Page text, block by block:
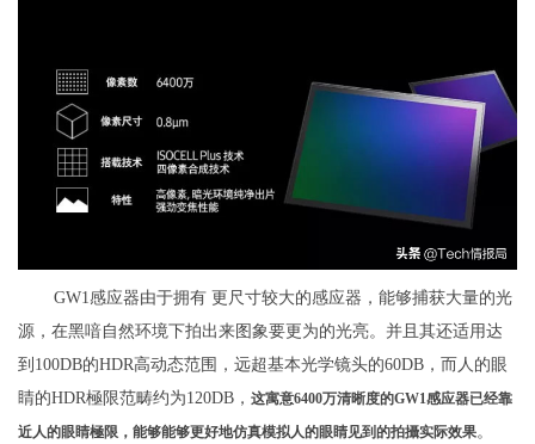
GW1感应器由于拥有 更尺寸较大的感应器，能够捕获大量的光
源，在黑喑自然环境下拍出来图象要更为的光亮。并且其还适用达
到100DB的HDR高动态范围，远超基本光学镜头的60DB，而人的眼
睛的HDR極限范畴约为120DB， 这寓意6400万清晰度的GW1感应器已经靠
近人的眼睛極限，能够能够更好地仿真模拟人的眼睛见到的拍攝实际效果。